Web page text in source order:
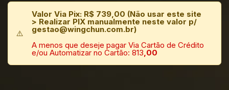
⚠️
Valor Via Pix: R$ 739,00 (Não usar este site
> Realizar PIX manualmente neste valor p/
gestao@wingchun.com.br)
A menos que deseje pagar Via Cartão de Crédito
e/ou Automatizar no Cartão: 813,00